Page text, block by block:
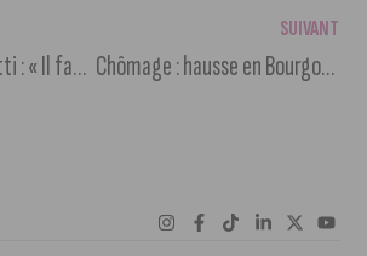
Éric Dupond-Moretti : « Il faut que la Justice soit le plus accessible possible »
SUIVANT
Chômage : hausse en Bourgogne-Franche-Comté, baisse en Côte-d’Or